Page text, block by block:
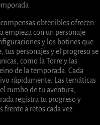
obtenibles ofrecen
empieza con un personaje
y los botines que
tus personajes y el progreso se
como la Torre y las
de la temporada. Cada
rápidamente. Las temáticas
rumbo de tu aventura,
registra tu progreso y
frente a retos cada vez